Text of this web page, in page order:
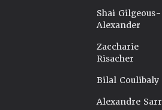
Shai Gilgeous-
Alexander
Zaccharie
Risacher
Bilal Coulibaly
Alexandre Sarr